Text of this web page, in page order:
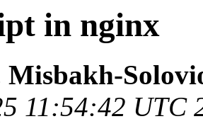
in nginx
Misbakh-
11:54:42 UTC